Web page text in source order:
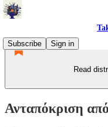
Subscribe
Sign in
Read
Ανταπόκριση